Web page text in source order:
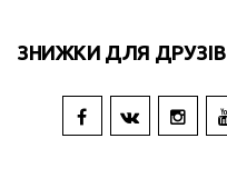
ЗНИЖКИ ДЛЯ ДРУЗІВ